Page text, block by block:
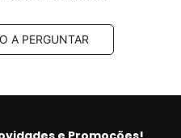
A PERGUNTAR